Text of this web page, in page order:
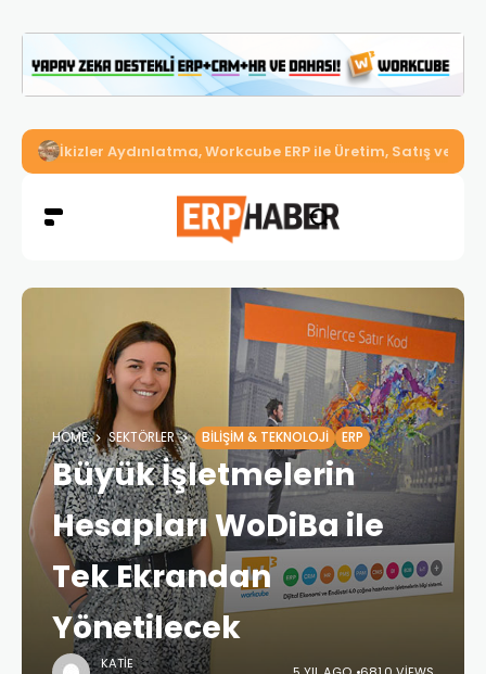
İkizler Aydınlatma, Workcube ERP ile Üretim, Satış ve
HOME SEKTÖRLER BILIŞIM & TEKNOLOJI ERP
Büyük İşletmelerin
Hesapları WoDiBa ile
Tek Ekrandan
Yönetilecek
KATIE